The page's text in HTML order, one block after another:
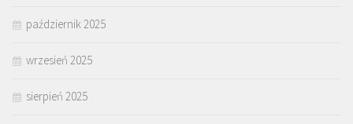
październik 2025
wrzesień 2025
sierpień 2025